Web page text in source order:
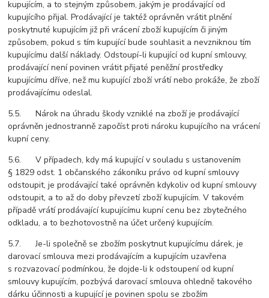
kupujícím, a to stejným způsobem, jakým je prodávající od
kupujícího přijal. Prodávající je taktéž oprávněn vrátit plnění
poskytnuté kupujícím již při vrácení zboží kupujícím či jiným
způsobem, pokud s tím kupující bude souhlasit a nevzniknou tím
kupujícímu další náklady. Odstoupí-li kupující od kupní smlouvy,
prodávající není povinen vrátit přijaté peněžní prostředky
kupujícímu dříve, než mu kupující zboží vrátí nebo prokáže, že zboží
prodávajícímu odeslal.
5.5. Nárok na úhradu škody vzniklé na zboží je prodávající
oprávněn jednostranně započíst proti nároku kupujícího na vrácení
kupní ceny.
5.6. V případech, kdy má kupující v souladu s ustanovením
§ 1829 odst. 1 občanského zákoníku právo od kupní smlouvy
odstoupit, je prodávající také oprávněn kdykoliv od kupní smlouvy
odstoupit, a to až do doby převzetí zboží kupujícím. V takovém
případě vrátí prodávající kupujícímu kupní cenu bez zbytečného
odkladu, a to bezhotovostně na účet určený kupujícím.
5.7. Je-li společně se zbožím poskytnut kupujícímu dárek, je
darovací smlouva mezi prodávajícím a kupujícím uzavřena
s rozvazovací podmínkou, že dojde-li k odstoupení od kupní
smlouvy kupujícím, pozbývá darovací smlouva ohledně takového
dárku účinnosti a kupující je povinen spolu se zbožím